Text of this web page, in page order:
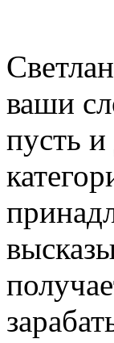
ваши
пусть